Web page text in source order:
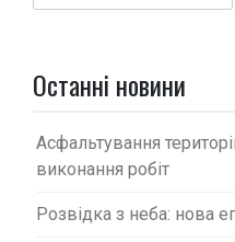
Останні новини
Асфальтування
виконання робіт
Розвідка з неба: нова